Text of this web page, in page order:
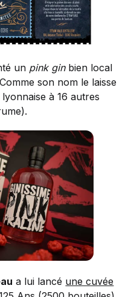
un pink ginbien local
son nom le laisse
à 16 autres
a lui lancé une cuvée